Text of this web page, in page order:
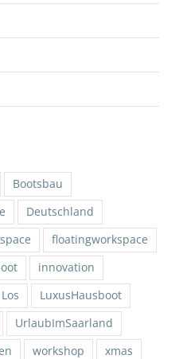
Bootsbau
Deutschland
floatingworkspace
innovation
LuxusHausboot
UrlaubImSaarland
workshop xmas